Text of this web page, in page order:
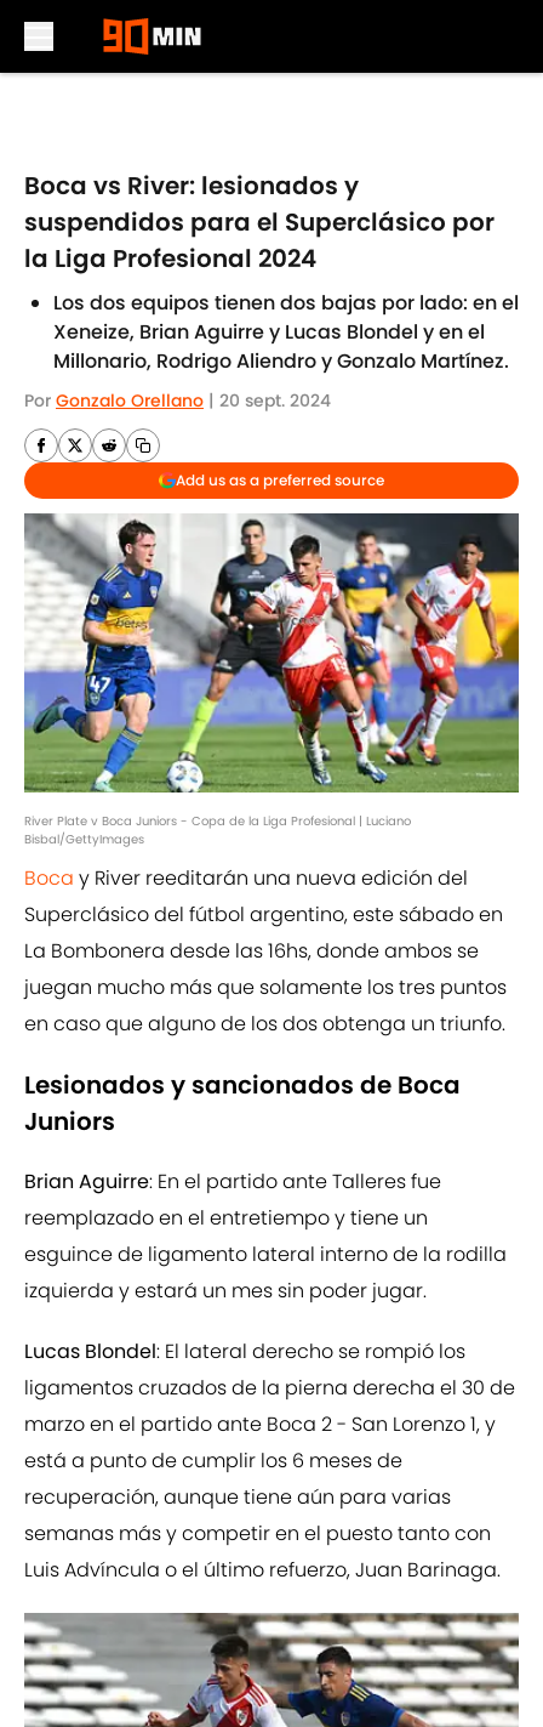
Boca vs River: lesionados y
suspendidos para el Superclásico por
la Liga Profesional 2024
Los dos equipos tienen dos bajas por lado: en el
Xeneize, Brian Aguirre y Lucas Blondel y en el
Millonario, Rodrigo Aliendro y Gonzalo Martínez.
Por Gonzalo Orellano | 20 sept. 2024
Add us as a preferred source
River Plate v Boca Juniors - Copa de la Liga Profesional | Luciano
Bisbal/GettyImages
Boca y River reeditarán una nueva edición del
Superclásico del fútbol argentino, este sábado en
La Bombonera desde las 16hs, donde ambos se
juegan mucho más que solamente los tres puntos
en caso que alguno de los dos obtenga un triunfo.
Lesionados y sancionados de Boca
Juniors
Brian Aguirre: En el partido ante Talleres fue
reemplazado en el entretiempo y tiene un
esguince de ligamento lateral interno de la rodilla
izquierda y estará un mes sin poder jugar.
Lucas Blondel: El lateral derecho se rompió los
ligamentos cruzados de la pierna derecha el 30 de
marzo en el partido ante Boca 2 - San Lorenzo 1, y
está a punto de cumplir los 6 meses de
recuperación, aunque tiene aún para varias
semanas más y competir en el puesto tanto con
Luis Advíncula o el último refuerzo, Juan Barinaga.